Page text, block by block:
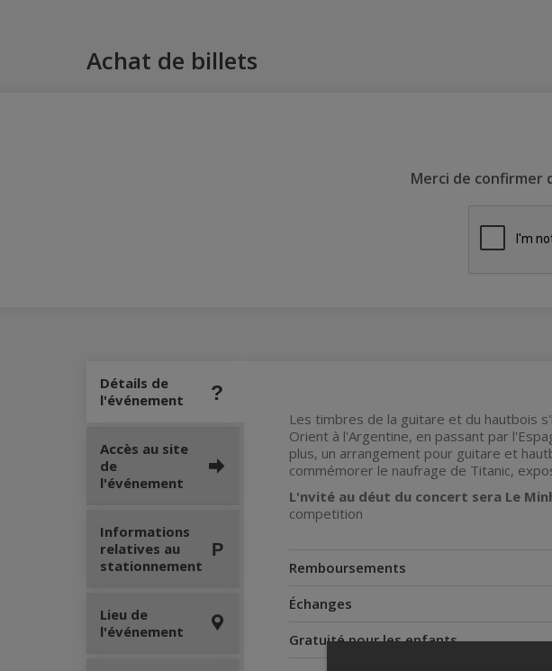
Achat de billets
Merci de confirmer
Détails de
l'événement
Les timbres de la guitare et du hautbois
Orient à l'Argentine, en passant par
plus, un arrangement pour guitare et
commémorer le naufrage de Titanic,
L'nvité au déut du concert sera Le
competition
Remboursements
Échanges
Gratuité pour les enfants
Accès au site
de
l'événement
Informations
relatives au
stationnement
Lieu de
l'événement